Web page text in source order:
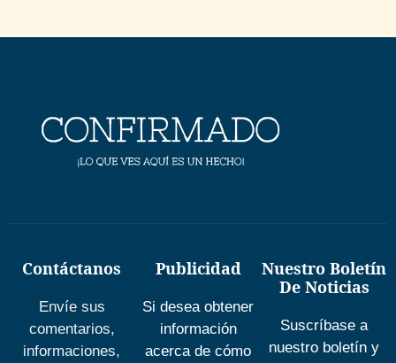
Contáctanos
Envíe sus
comentarios,
informaciones,
Publicidad
Si desea obtener
información
acerca de cómo
Nuestro Boletín
De Noticias
Suscríbase a
nuestro boletín y